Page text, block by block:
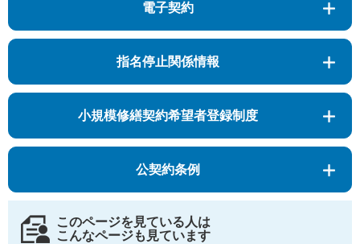
電子契約
指名停止関係情報
小規模修繕契約希望者登録制度
公契約条例
このページを見ている人は
こんなページも見ています